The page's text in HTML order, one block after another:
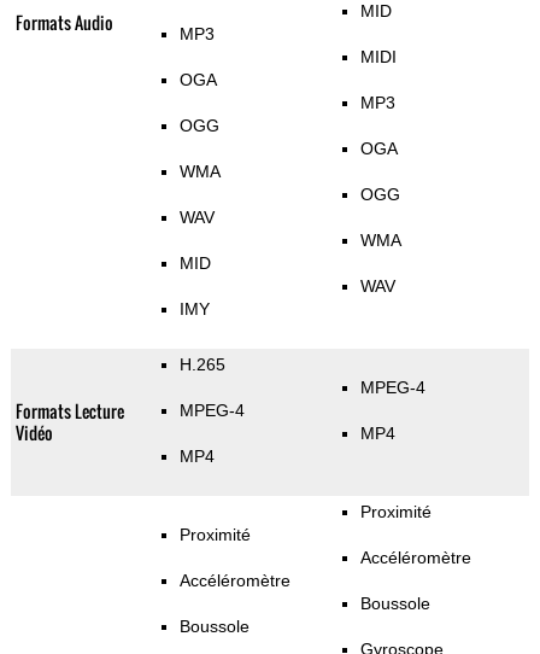
Formats Audio MP3
OGA
OGG
WMA
WAV
MID
IMY
MID
MIDI
MP3
OGA
OGG
WMA
WAV
Formats Lecture
Vidéo
H.265
MPEG-4
MP4
MPEG-4
MP4
Proximité
Accéléromètre
Boussole
Proximité
Accéléromètre
Boussole
Gyroscope